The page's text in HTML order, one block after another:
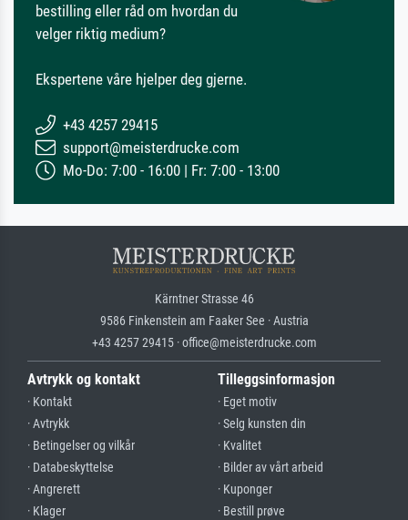
bestilling eller råd om hvordan du
velger riktig medium?
Ekspertene våre hjelper deg gjerne.
+43 4257 29415
support@meisterdrucke.com
Mo-Do: 7:00 - 16:00 | Fr: 7:00 - 13:00
Kärntner Strasse 46
9586 Finkenstein am Faaker See · Austria
+43 4257 29415 · office@meisterdrucke.com
Avtrykk og kontakt
· Kontakt
· Avtrykk
· Betingelser og vilkår
· Databeskyttelse
· Angrerett
· Klager
Tilleggsinformasjon
· Eget motiv
· Selg kunsten din
· Kvalitet
· Bilder av vårt arbeid
· Kuponger
· Bestill prøve